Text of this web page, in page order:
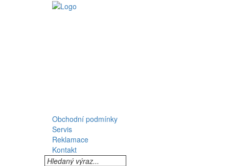
Obchodní podmínky
Servis
Reklamace
Kontakt